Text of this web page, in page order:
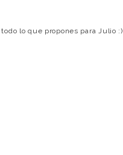
lo que propones para Julio :)